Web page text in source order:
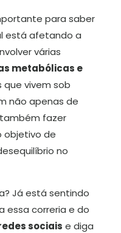
para saber
está afetando a
várias
metabólicas e
que vivem sob
não apenas de
fazer
objetivo de
no
Já está sentindo
essa correria e do
sociais e diga